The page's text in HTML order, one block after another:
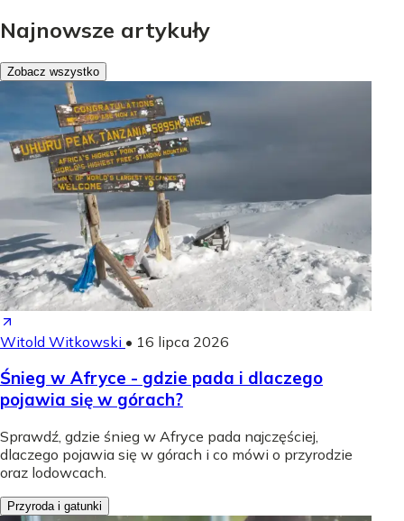
Najnowsze artykuły
Zobacz wszystko
Witold Witkowski • 16 lipca 2026
Śnieg w Afryce - gdzie pada i dlaczego
pojawia się w górach?
Sprawdź, gdzie śnieg w Afryce pada najczęściej,
dlaczego pojawia się w górach i co mówi o przyrodzie
oraz lodowcach.
Przyroda i gatunki